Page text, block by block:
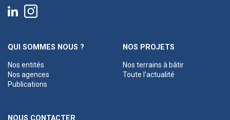
QUI SOMMES NOUS ?
Nos entités
Nos agences
Publications
NOS PROJETS
Nos terrains à bâtir
Toute l'actualité
NOUS CONTACTER